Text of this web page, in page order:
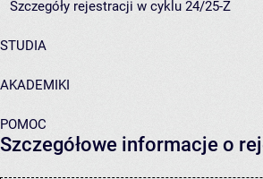
Szczegóły rejestracji w cyklu 24/25-Z
STUDIA
AKADEMIKI
POMOC
Szczegółowe informacje o